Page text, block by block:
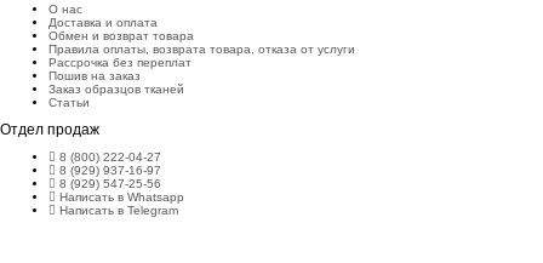
О нас
Доставка и оплата
Обмен и возврат товара
Правила оплаты, возврата товара, отказа от услуги
Рассрочка без переплат
Пошив на заказ
Заказ образцов тканей
Статьи
Отдел продаж
8 (800) 222-04-27
8 (929) 937-16-97
8 (929) 547-25-56
Написать в Whatsapp
Написать в Telegram